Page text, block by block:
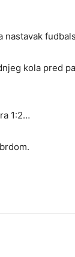
kola pred
1:2…